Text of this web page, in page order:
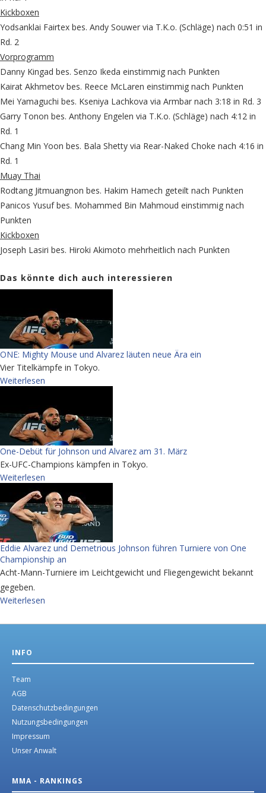
Kickboxen
Yodsanklai Fairtex bes. Andy Souwer via T.K.o. (Schläge) nach 0:51 in
Rd. 2
Vorprogramm
Danny Kingad bes. Senzo Ikeda einstimmig nach Punkten
Kairat Akhmetov bes. Reece McLaren einstimmig nach Punkten
Mei Yamaguchi bes. Kseniya Lachkova via Armbar nach 3:18 in Rd. 3
Garry Tonon bes. Anthony Engelen via T.K.o. (Schläge) nach 4:12 in
Rd. 1
Chang Min Yoon bes. Bala Shetty via Rear-Naked Choke nach 4:16 in
Rd. 1
Muay Thai
Rodtang Jitmuangnon bes. Hakim Hamech geteilt nach Punkten
Panicos Yusuf bes. Mohammed Bin Mahmoud einstimmig nach
Punkten
Kickboxen
Joseph Lasiri bes. Hiroki Akimoto mehrheitlich nach Punkten
Das könnte dich auch interessieren
ONE: Mighty Mouse und Alvarez läuten neue Ära ein
Vier Titelkämpfe in Tokyo.
Weiterlesen
One-Debüt für Johnson und Alvarez am 31. März
Ex-UFC-Champions kämpfen in Tokyo.
Weiterlesen
Eddie Alvarez und Demetrious Johnson führen Turniere von One
Championship an
Acht-Mann-Turniere im Leichtgewicht und Fliegengewicht bekannt
gegeben.
Weiterlesen
INFO
Team
AGB
Datenschutzbedingungen
Nutzungsbedingungen
Impressum
Unser Anwalt
MMA - RANKINGS